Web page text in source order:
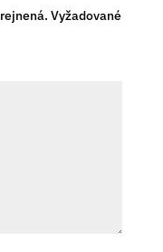
Vyžadované